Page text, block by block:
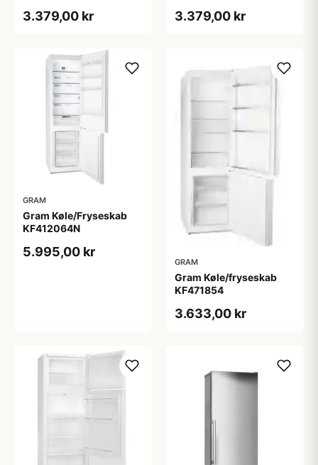
3.379,00 kr 3.379,00 kr
GRAM
Gram Køle/Fryseskab
KF412064N
5.995,00 kr
GRAM
Gram Køle/fryseskab
KF471854
3.633,00 kr